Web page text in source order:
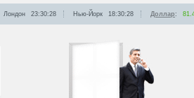
Лондон 23:30:28 Нью-Йорк 18:30:28 Доллар: